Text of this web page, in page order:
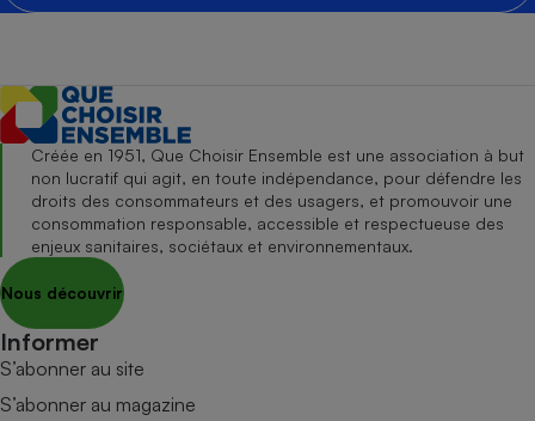
Créée en 1951, Que Choisir Ensemble est une association à but
non lucratif qui agit, en toute indépendance, pour défendre les
droits des consommateurs et des usagers, et promouvoir une
consommation responsable, accessible et respectueuse des
enjeux sanitaires, sociétaux et environnementaux.
Nous découvrir
Informer
S’abonner au site
S’abonner au magazine